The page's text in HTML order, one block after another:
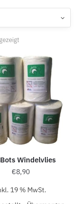
Windelvlies
€8,90
19 % MwSt.